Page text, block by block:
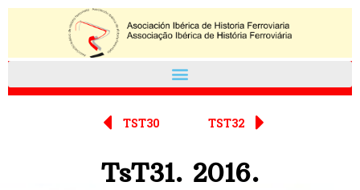
TST30 TST32
TsT31. 2016.